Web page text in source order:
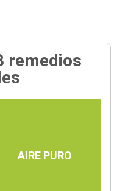
remedios
AIRE PURO